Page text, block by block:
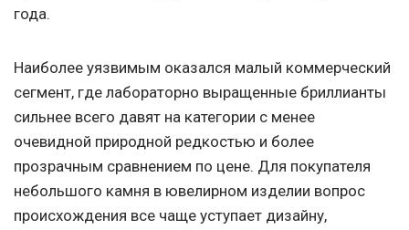
года.
Наиболее уязвимым оказался малый коммерческий
сегмент, где лабораторно выращенные бриллианты
сильнее всего давят на категории с менее
очевидной природной редкостью и более
прозрачным сравнением по цене. Для покупателя
небольшого камня в ювелирном изделии вопрос
происхождения все чаще уступает дизайну,